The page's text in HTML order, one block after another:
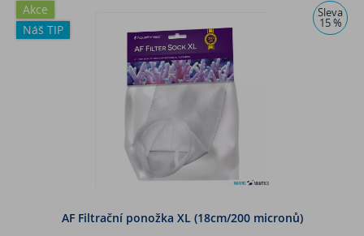
Akce
Náš TIP
Sleva
15 %
AF Filtrační ponožka XL (18cm/200 micronů)